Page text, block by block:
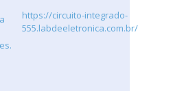
https://circuito-integrado-
555.labdeeletronica.com.br/